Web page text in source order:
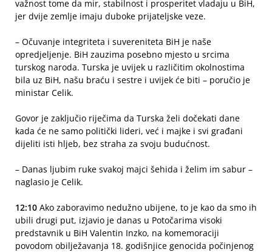
važnost tome da mir, stabilnost i prosperitet vladaju u BiH,
jer dvije zemlje imaju duboke prijateljske veze.
– Očuvanje integriteta i suvereniteta BiH je naše
opredjeljenje. BiH zauzima posebno mjesto u srcima
turskog naroda. Turska je uvijek u različitim okolnostima
bila uz BiH, našu braću i sestre i uvijek će biti – poručio je
ministar Celik.
Govor je zaključio riječima da Turska želi dočekati dane
kada će ne samo politički lideri, već i majke i svi građani
dijeliti isti hljeb, bez straha za svoju budućnost.
– Danas ljubim ruke svakoj majci šehida i želim im sabur –
naglasio je Celik.
12:10 Ako zaboravimo nedužno ubijene, to je kao da smo ih
ubili drugi put, izjavio je danas u Potočarima visoki
predstavnik u BiH Valentin Inzko, na komemoraciji
povodom obilježavanja 18. godišnjice genocida počinjenog